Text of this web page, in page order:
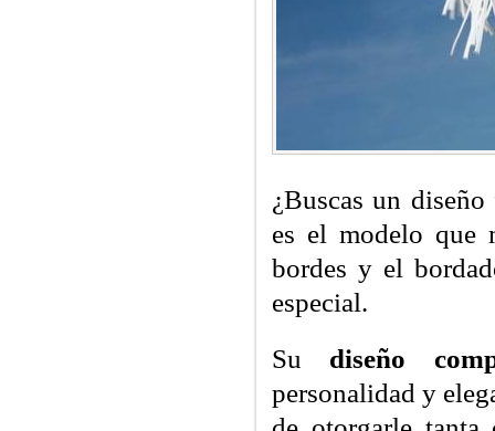
¿Buscas un
es el modelo que
bordes y el
especial.
Su diseño
personalidad y